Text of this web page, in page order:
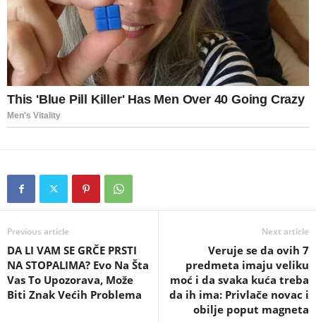
Previous article
DA LI VAM SE GRČE PRSTI
NA STOPALIMA? Evo Na Šta
Vas To Upozorava, Može
Biti Znak Većih Problema
Next article
Veruje se da ovih 7
predmeta imaju veliku
moć i da svaka kuća treba
da ih ima: Privlače novac i
obilje poput magneta